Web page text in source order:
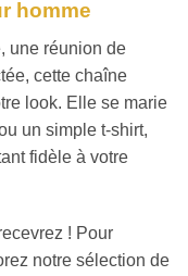
homme
une réunion de
cette chaîne
look. Elle se marie
un simple t-shirt,
fidèle à votre
! Pour
notre sélection de